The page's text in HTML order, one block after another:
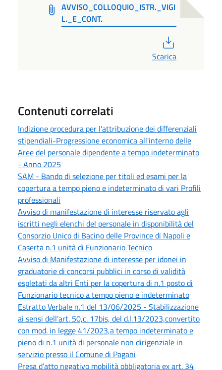
AVVISO_COLLOQUIO_ISTR._VIGI
L._E_CONT.
Scarica
Contenuti correlati
Indizione procedura per l'attribuzione dei differenziali
stipendiali-Progressione economica all'interno delle
Aree del personale dipendente a tempo indeterminato
- Anno 2025
SAM - Bando di selezione per titoli ed esami per la
copertura a tempo pieno e indeterminato di vari Profili
professionali
Avviso di manifestazione di interesse riservato agli
iscritti negli elenchi del personale in disponibilità del
Consorzio Unico di Bacino delle Province di Napoli e
Caserta n.1 unità di Funzionario Tecnico
Avviso di Manifestazione di interesse per idonei in
graduatorie di concorsi pubblici in corso di validità
espletati da altri Enti per la copertura di n.1 posto di
Funzionario tecnico a tempo pieno e indeterminato
Estratto Verbale n.1 del 13/06/2025 - Stabilizzazione
ai sensi dell’art. 50,c. 17bis, del d.l.13/2023,convertito
con mod. in legge 41/2023,a tempo indeterminato e
pieno di n.1 unità di personale non dirigenziale in
servizio presso il Comune di Pagani
Presa d’atto negativo mobilità obbligatoria ex art. 34